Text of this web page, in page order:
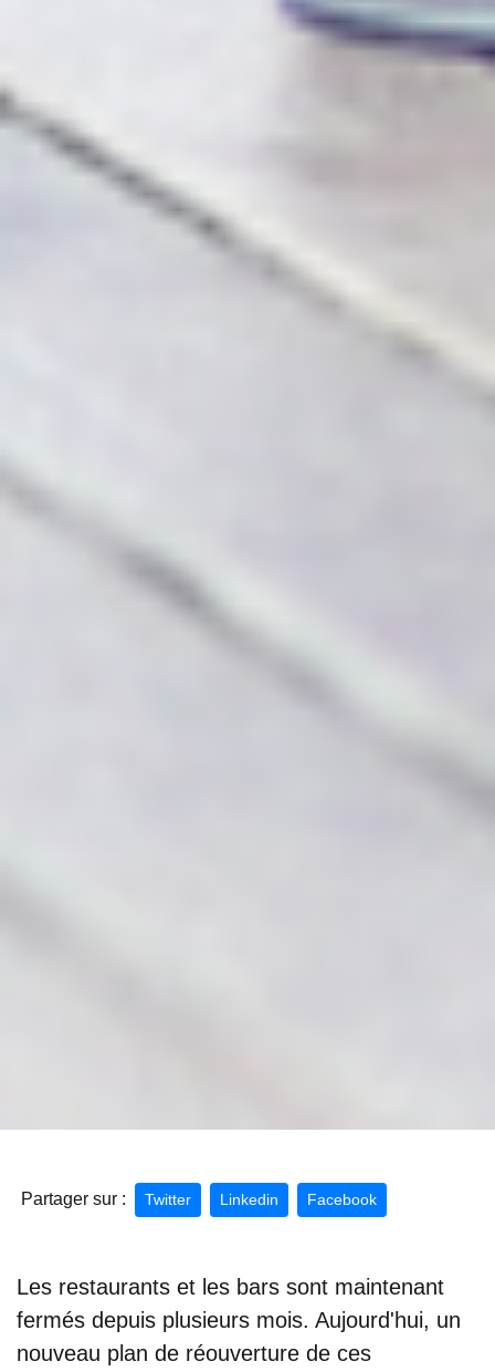
Partager sur : Twitter Linkedin Facebook
Les restaurants et les bars sont maintenant
fermés depuis plusieurs mois. Aujourd'hui, un
nouveau plan de réouverture de ces